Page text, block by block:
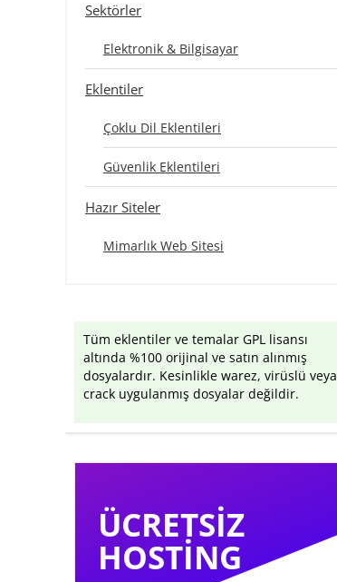
Sektörler
Elektronik & Bilgisayar
Eklentiler
Çoklu Dil Eklentileri
Güvenlik Eklentileri
Hazır Siteler
Mimarlık Web Sitesi
Tüm eklentiler ve temalar GPL lisansı
altında %100 orijinal ve satın alınmış
dosyalardır. Kesinlikle warez, virüslü veya
crack uygulanmış dosyalar değildir.
ÜCRETSIZ
HOSTING